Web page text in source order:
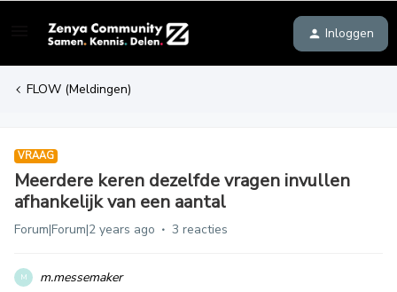
Inloggen
FLOW (Meldingen)
VRAAG
Meerdere keren dezelfde vragen invullen
afhankelijk van een aantal
Forum|Forum|2 years ago 3 reacties
M
m.messemaker